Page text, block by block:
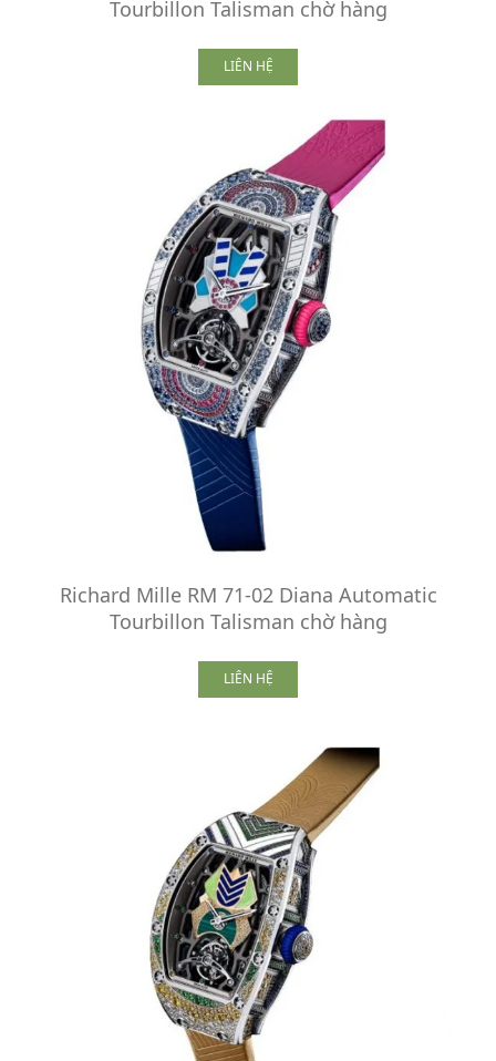
Tourbillon Talisman chờ hàng
LIÊN HỆ
Richard Mille RM 71-02 Diana Automatic
Tourbillon Talisman chờ hàng
LIÊN HỆ